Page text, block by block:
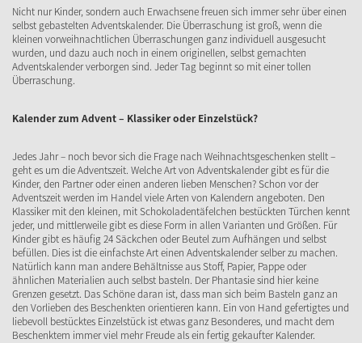
Nicht nur Kinder, sondern auch Erwachsene freuen sich immer sehr über einen
selbst gebastelten Adventskalender. Die Überraschung ist groß, wenn die
kleinen vorweihnachtlichen Überraschungen ganz individuell ausgesucht
wurden, und dazu auch noch in einem originellen, selbst gemachten
Adventskalender verborgen sind. Jeder Tag beginnt so mit einer tollen
Überraschung.
Kalender zum Advent – Klassiker oder Einzelstück?
Jedes Jahr – noch bevor sich die Frage nach Weihnachtsgeschenken stellt –
geht es um die Adventszeit. Welche Art von Adventskalender gibt es für die
Kinder, den Partner oder einen anderen lieben Menschen? Schon vor der
Adventszeit werden im Handel viele Arten von Kalendern angeboten. Den
Klassiker mit den kleinen, mit Schokoladentäfelchen bestückten Türchen kennt
jeder, und mittlerweile gibt es diese Form in allen Varianten und Größen. Für
Kinder gibt es häufig 24 Säckchen oder Beutel zum Aufhängen und selbst
befüllen. Dies ist die einfachste Art einen Adventskalender selber zu machen.
Natürlich kann man andere Behältnisse aus Stoff, Papier, Pappe oder
ähnlichen Materialien auch selbst basteln. Der Phantasie sind hier keine
Grenzen gesetzt. Das Schöne daran ist, dass man sich beim Basteln ganz an
den Vorlieben des Beschenkten orientieren kann. Ein von Hand gefertigtes und
liebevoll bestücktes Einzelstück ist etwas ganz Besonderes, und macht dem
Beschenktem immer viel mehr Freude als ein fertig gekaufter Kalender.